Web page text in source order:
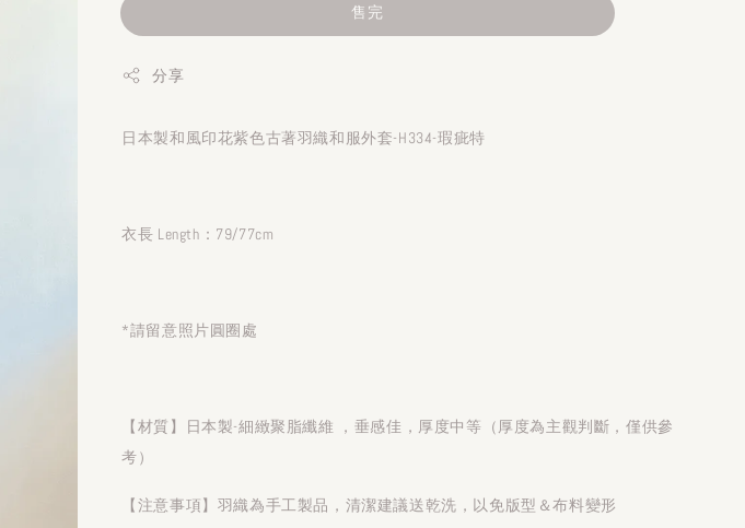
售完
分享
日本製和風印花紫色古著羽織和服外套-H334-瑕疵特
衣長 Length：79/77cm
*請留意照片圓圈處
【材質】日本製-細緻聚脂纖維 ，垂感佳，厚度中等（厚度為主觀判斷，僅供參
考）
【注意事項】羽織為手工製品，清潔建議送乾洗，以免版型＆布料變形